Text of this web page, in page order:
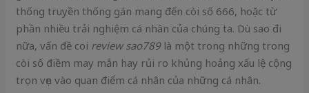
thống truyền thống gán mang đến còi số 666, hoặc từ
phần nhiều trải nghiệm cá nhân của chúng ta. Dù sao đi
nữa, vấn đề coi review sao789là một trong những trong
còi số điềm may mắn hay rủi ro khủng hoảng xấu lệ cộng
trọn vẹn vào quan điểm cá nhân của những cá nhân.